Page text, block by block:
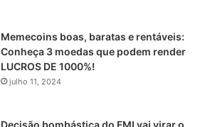
Memecoins boas, baratas e rentáveis:
Conheça 3 moedas que podem render
LUCROS DE 1000%!
julho 11, 2024